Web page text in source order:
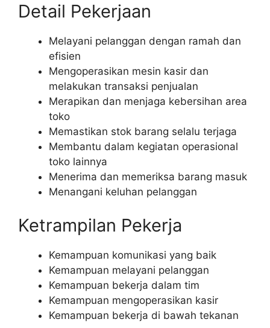
Detail Pekerjaan
Melayani pelanggan dengan ramah dan
efisien
Mengoperasikan mesin kasir dan
melakukan transaksi penjualan
Merapikan dan menjaga kebersihan area
toko
Memastikan stok barang selalu terjaga
Membantu dalam kegiatan operasional
toko lainnya
Menerima dan memeriksa barang masuk
Menangani keluhan pelanggan
Ketrampilan Pekerja
Kemampuan komunikasi yang baik
Kemampuan melayani pelanggan
Kemampuan bekerja dalam tim
Kemampuan mengoperasikan kasir
Kemampuan bekerja di bawah tekanan